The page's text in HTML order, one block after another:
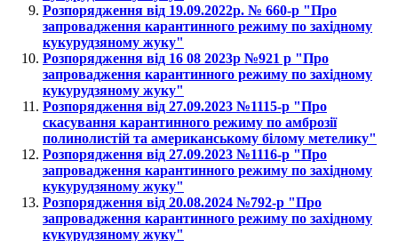
Розпорядження від 19.09.2022р. № 660-р "Про
запровадження карантинного режиму по західному
кукурудзяному жуку"
Розпорядження від 16 08 2023р №921 р "Про
запровадження карантинного режиму по західному
кукурудзяному жуку"
Розпорядження від 27.09.2023 №1115-р "Про
скасування карантинного режиму по амброзії
полинолистій та американському білому метелику"
Розпорядження від 27.09.2023 №1116-р "Про
запровадження карантинного режиму по західному
кукурудзяному жуку"
Розпорядження від 20.08.2024 №792-р "Про
запровадження карантинного режиму по західному
кукурудзяному жуку"